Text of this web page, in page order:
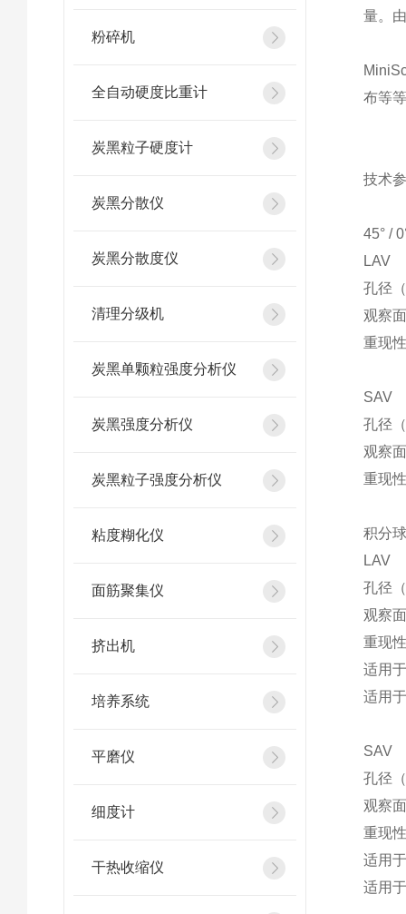
粉碎机
全自动硬度比重计
炭黑粒子硬度计
炭黑分散仪
炭黑分散度仪
清理分级机
炭黑单颗粒强度分析仪
炭黑强度分析仪
炭黑粒子强度分析仪
粘度糊化仪
面筋聚集仪
挤出机
培养系统
平磨仪
细度计
干热收缩仪
量。
布等
技术
45° /
LAV
孔径
观察
重现
SAV
孔径
观察
重现
积分
LAV
孔径
观察
重现
适用
适用
SAV
孔径
观察
重现
适用
适用